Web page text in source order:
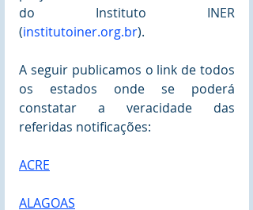
do Instituto INER
(institutoiner.org.br).
A seguir publicamos o link de todos
os estados onde se poderá
constatar a veracidade das
referidas notificações:
ACRE
ALAGOAS